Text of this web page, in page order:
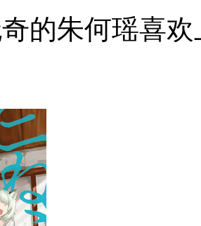
的朱何瑶喜欢